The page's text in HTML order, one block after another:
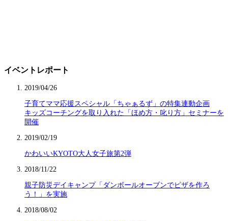
イベントレポート
2019/04/26
子育てママ応援スペシャル「ちゃぁるず」の特集連動企画
キッズコーチングを取り入れた「ほめ方・叱り方」セミナーを
開催
2019/02/19
かわいいKYOTO大人女子旅第2弾
2018/11/22
親子防災デイキャンプ「ダンボールオーブンでピザを作ろ
う！」を実施
2018/08/02